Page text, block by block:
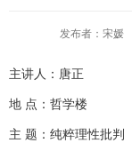
发布者：宋媛
主讲人：唐正
地 点：哲学楼
主 题：纯粹理性批判